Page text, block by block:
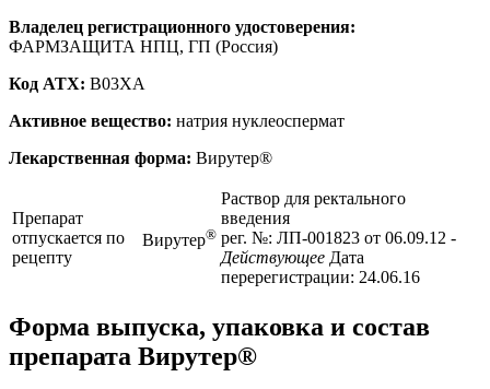
Владелец регистрационного удостоверения:
ФАРМЗАЩИТА НПЦ, ГП (Россия)
Код ATX: B03XA
Активное вещество: натрия нуклеоспермат
Лекарственная форма: Вирутер®
Препарат
отпускается по
рецепту
Вирутер®
Раствор для ректального
введения
рег. №: ЛП-001823 от 06.09.12 -
Действующее Дата
перерегистрации: 24.06.16
Форма выпуска, упаковка и состав
препарата Вирутер®